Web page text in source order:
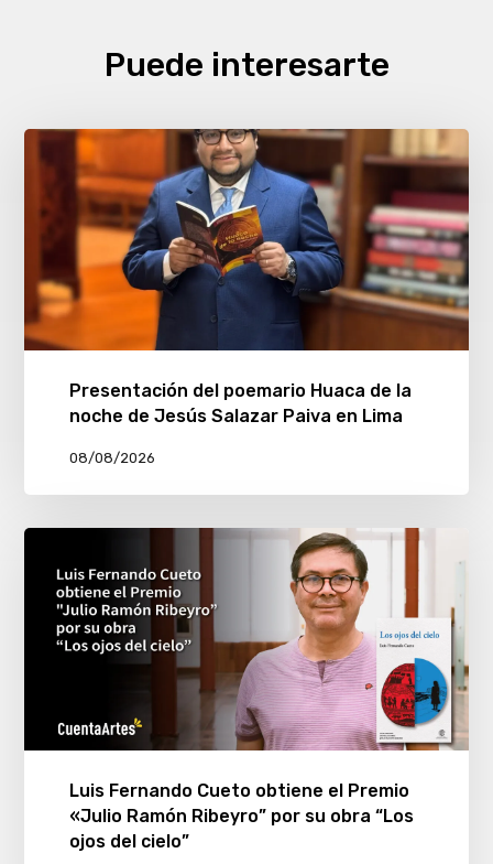
Puede interesarte
Presentación del poemario Huaca de la
noche de Jesús Salazar Paiva en Lima
08/08/2026
Luis Fernando Cueto obtiene el Premio
«Julio Ramón Ribeyro” por su obra “Los
ojos del cielo”